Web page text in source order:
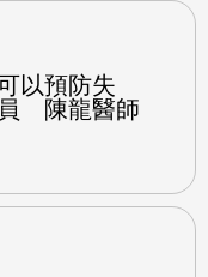
以預防失
陳龍醫師